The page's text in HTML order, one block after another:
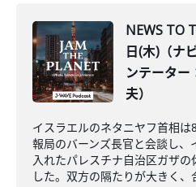
NEWS TO
日(木)（ナ
ンテーター
夫）
イスラエルのネタニヤフ首相
報局のバーンズ長官と会談し、
入れたパレスチナ自治区ガザ
した。双方の隔たりが大きく、